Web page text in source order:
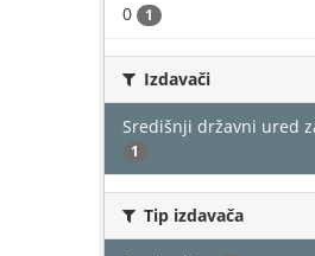
0 1
Izdavači
Središnji državni ured
1
Tip izdavača